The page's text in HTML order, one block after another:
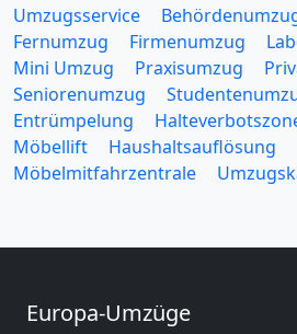
Umzugsservice
Fernumzug
Firmenumzug
Mini Umzug
Praxisumzug
Seniorenumzug
Entrümpelung
Möbellift
Haushaltsauflösung
Möbelmitfahrzentrale
Europa-Umzüge